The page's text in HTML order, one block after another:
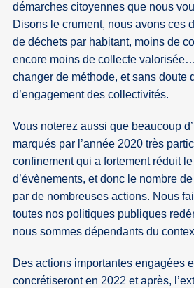
démarches citoyennes que nous
Disons le crument, nous avons ces
de déchets par habitant, moins de
encore moins de collecte
changer de méthode, et sans doute
d’engagement des collectivités.
Vous noterez aussi que beaucoup
marqués par l’année 2020 très
confinement qui a fortement réduit
d’évènements, et donc le nombre
par de nombreuses actions. Nous
toutes nos politiques publiques
nous sommes dépendants du
Des actions importantes engagées
concrétiseront en 2022 et après,